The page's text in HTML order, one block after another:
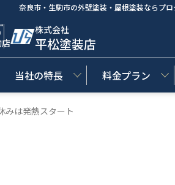
奈良市・生駒市の外壁塗装・屋根塗装ならプ
株式会社
平松塗装店
当社の特長 料金プラン
みは発熱スタート